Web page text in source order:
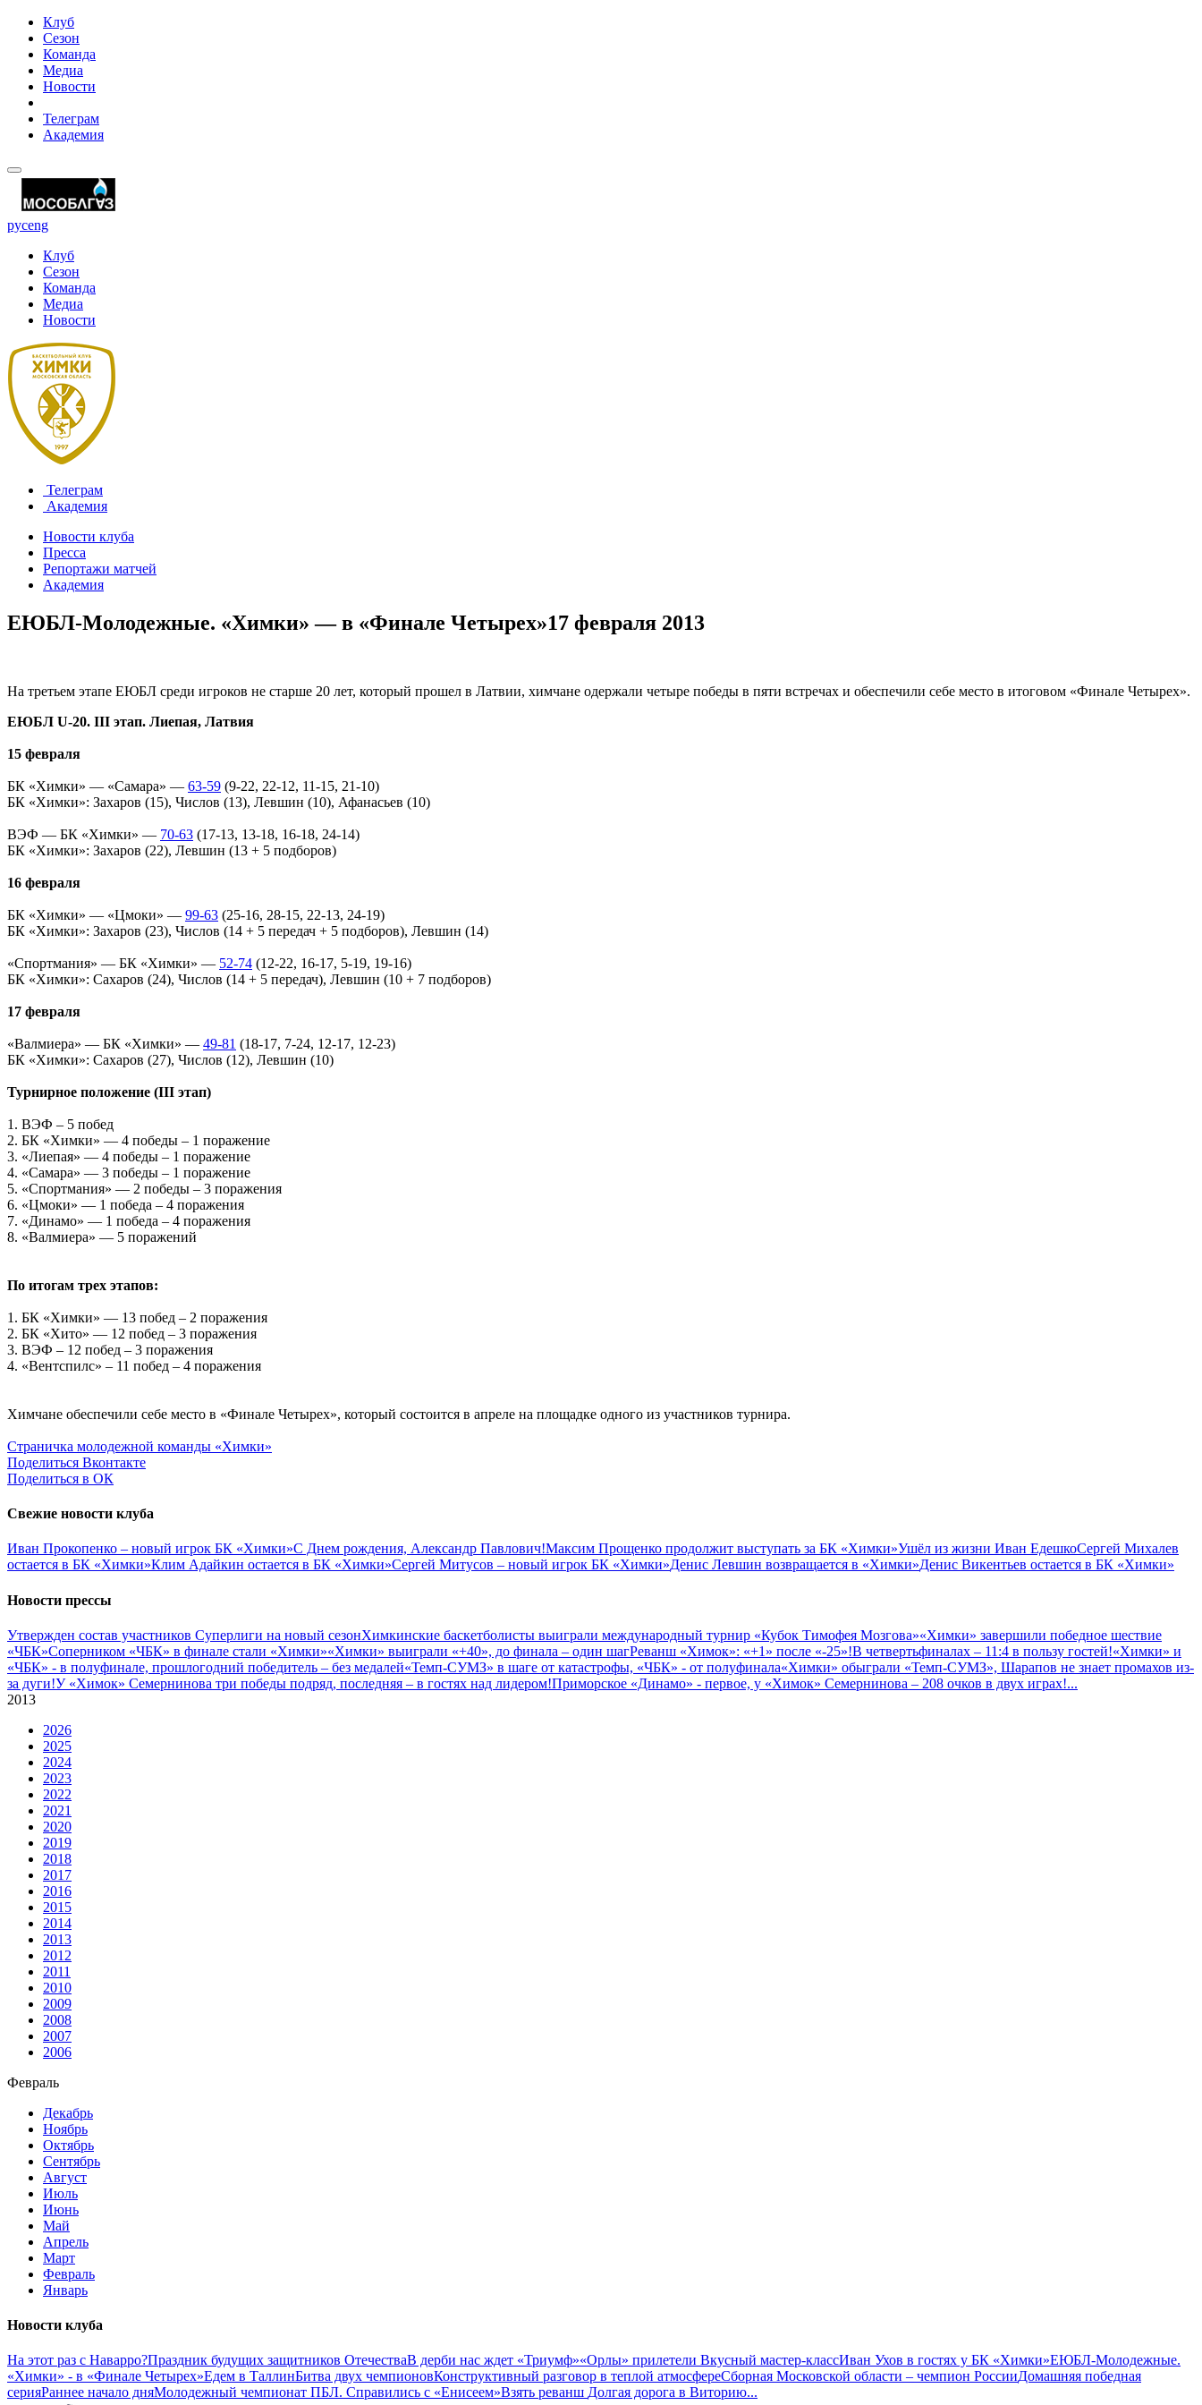
Клуб
Сезон
Команда
Медиа
Новости
Телеграм
Академия
русeng
Клуб
Сезон
Команда
Медиа
Новости
Телеграм
Академия
Новости клуба
Пресса
Репортажи матчей
Академия
ЕЮБЛ-Молодежные. «Химки» — в «Финале Четырех»17 февраля 2013
На третьем этапе ЕЮБЛ среди игроков не старше 20 лет, который прошел в Латвии, химчане одержали четыре победы в пяти встречах и обеспечили себе место в итоговом «Финале Четырех».
ЕЮБЛ U-20. III этап. Лиепая, Латвия
15 февраля
БК «Химки» — «Самара» — 63-59 (9-22, 22-12, 11-15, 21-10)
БК «Химки»: Захаров (15), Числов (13), Левшин (10), Афанасьев (10)
ВЭФ — БК «Химки» — 70-63 (17-13, 13-18, 16-18, 24-14)
БК «Химки»: Захаров (22), Левшин (13 + 5 подборов)
16 февраля
БК «Химки» — «Цмоки» — 99-63 (25-16, 28-15, 22-13, 24-19)
БК «Химки»: Захаров (23), Числов (14 + 5 передач + 5 подборов), Левшин (14)
«Спортмания» — БК «Химки» — 52-74 (12-22, 16-17, 5-19, 19-16)
БК «Химки»: Сахаров (24), Числов (14 + 5 передач), Левшин (10 + 7 подборов)
17 февраля
«Валмиера» — БК «Химки» — 49-81 (18-17, 7-24, 12-17, 12-23)
БК «Химки»: Сахаров (27), Числов (12), Левшин (10)
Турнирное положение (III этап)
1. ВЭФ – 5 побед
2. БК «Химки» — 4 победы – 1 поражение
3. «Лиепая» — 4 победы – 1 поражение
4. «Самара» — 3 победы – 1 поражение
5. «Спортмания» — 2 победы – 3 поражения
6. «Цмоки» — 1 победа – 4 поражения
7. «Динамо» — 1 победа – 4 поражения
8. «Валмиера» — 5 поражений
По итогам трех этапов:
1. БК «Химки» — 13 побед – 2 поражения
2. БК «Хито» — 12 побед – 3 поражения
3. ВЭФ – 12 побед – 3 поражения
4. «Вентспилс» – 11 побед – 4 поражения
Химчане обеспечили себе место в «Финале Четырех», который состоится в апреле на площадке одного из участников турнира.
Страничка молодежной команды «Химки»
Поделиться Вконтакте
Поделиться в ОК
Свежие новости клуба
Иван Прокопенко – новый игрок БК «Химки»С Днем рождения, Александр Павлович!Максим Прощенко продолжит выступать за БК «Химки»Ушёл из жизни Иван ЕдешкоСергей Михалев
остается в БК «Химки»Клим Адайкин остается в БК «Химки»Сергей Митусов – новый игрок БК «Химки»Денис Левшин возвращается в «Химки»Денис Викентьев остается в БК «Химки»
Новости прессы
Утвержден состав участников Cуперлиги на новый сезонХимкинские баскетболисты выиграли международный турнир «Кубок Тимофея Мозгова»«Химки» завершили победное шествие
«ЧБК»Соперником «ЧБК» в финале стали «Химки»«Химки» выиграли «+40», до финала – один шагРеванш «Химок»: «+1» после «-25»!В четвертьфиналах – 11:4 в пользу гостей!«Химки» и
«ЧБК» - в полуфинале, прошлогодний победитель – без медалей«Темп-СУМЗ» в шаге от катастрофы, «ЧБК» - от полуфинала«Химки» обыграли «Темп-СУМЗ», Шарапов не знает промахов из-
за дуги!У «Химок» Семернинова три победы подряд, последняя – в гостях над лидером!Приморское «Динамо» - первое, у «Химок» Семернинова – 208 очков в двух играх!...
2013
2026
2025
2024
2023
2022
2021
2020
2019
2018
2017
2016
2015
2014
2013
2012
2011
2010
2009
2008
2007
2006
Февраль
Декабрь
Ноябрь
Октябрь
Сентябрь
Август
Июль
Июнь
Май
Апрель
Март
Февраль
Январь
Новости клуба
На этот раз с Наварро?Праздник будущих защитников ОтечестваВ дерби нас ждет «Триумф»«Орлы» прилетели Вкусный мастер-классИван Ухов в гостях у БК «Химки»ЕЮБЛ-Молодежные.
«Химки» - в «Финале Четырех»Едем в ТаллинБитва двух чемпионовКонструктивный разговор в теплой атмосфереСборная Московской области – чемпион РоссииДомашняя победная
серияРаннее начало дняМолодежный чемпионат ПБЛ. Справились с «Енисеем»Взять реванш Долгая дорога в Виторию...